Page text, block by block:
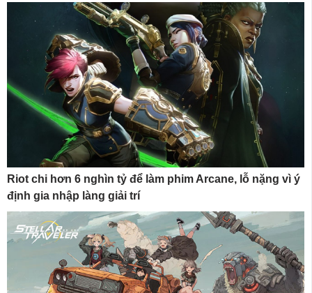
Riot chi hơn 6 nghìn tỷ để làm phim Arcane, lỗ nặng vì ý
định gia nhập làng giải trí